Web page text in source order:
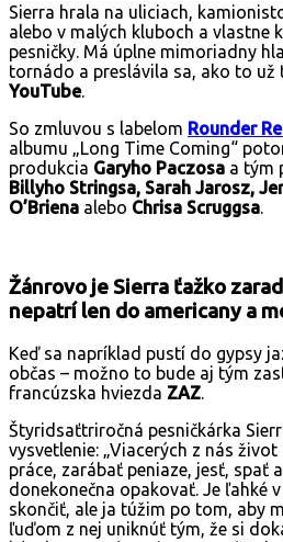
Sierra hrala na uliciach,
alebo v malých kluboch a vlastne
pesničky. Má úplne mimoriadny
tornádo a preslávila sa, ako to už
YouTube.
So zmluvou s labelom Rounder
albumu „Long Time Coming“
produkcia Garyho Paczosa a tým
Billyho Stringsa, Sarah Jarosz,
O’Briena alebo Chrisa Scruggsa.
Žánrovo je Sierra ťažko
nepatrí len do americany a
Keď sa napríklad pustí do gypsy
občas – možno to bude aj tým
francúzska hviezda ZAZ.
Štyridsaťtriročná pesničkárka
vysvetlenie: „Viacerých z nás
práce, zarábať peniaze, jesť, spať
donekonečna opakovať. Je ľahké
skončiť, ale ja túžim po tom, aby
ľuďom z nej uniknúť tým, že si